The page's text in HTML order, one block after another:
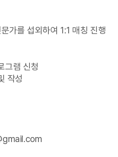
가를 섭외하여 1:1 매칭 진행
그램 신청
작성